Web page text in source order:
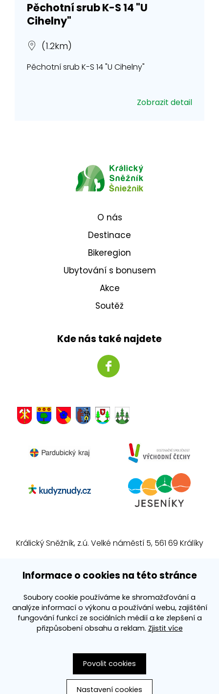
Informace o cookies na této stránce
Soubory cookie používáme ke shromažďování a
analýze informací o výkonu a používání webu, zajištění
fungování funkcí ze sociálních médií a ke zlepšení a
přizpůsobení obsahu a reklam. Zjistit více
Povolit cookies
Nastavení cookies
Pěchotní srub K-S 14 "U
Cihelny"
(1.2km)
Pěchotní srub K-S 14 "U Cihelny"
Zobrazit detail
O nás
Destinace
Bikeregion
Ubytování s bonusem
Akce
Soutěž
Kde nás také najdete
Králický Sněžník, z.ú. Velké náměstí 5, 561 69 Králíky
E-mail:info@kralickysneznik.net
3k platforma